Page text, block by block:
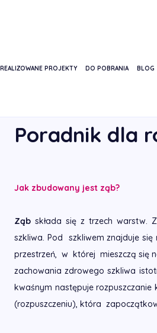
REALIZOWANE PROJEKTY DO POBRANIA BLOG
Poradnik dla
Jak zbudowany jest ząb?
Ząb składa się z trzech warstw.
szkliwa. Pod szkliwem znajduje
przestrzeń, w której mieszczą się
zachowania zdrowego szkliwa
kwaśnym następuje
(rozpuszczeniu), która